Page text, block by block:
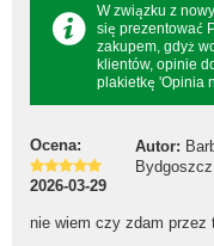
W związku z
się prezentować
zakupem, gdyż
klientów, opinie
plakietkę 'Opinia
Ocena: Autor:
Bydgoszcz
2026-03-29
nie wiem czy zdam przez